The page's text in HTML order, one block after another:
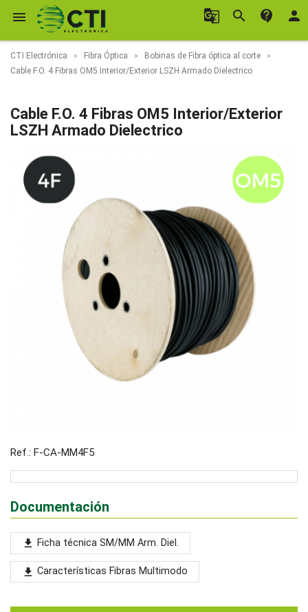
 g_translate search contact_support person
CTI Electrónica Fibra Óptica
Bobinas de Fibra óptica al corte
Cable F.O. 4 Fibras OM5 Interior/Exterior LSZH Armado Dielectrico
Cable F.O. 4 Fibras OM5 Interior/Exterior
LSZH Armado Dielectrico
Ref.: F-CA-MM4F5
Documentación
file_download Ficha técnica SM/MM Arm. Diel.
file_download Características Fibras Multimodo